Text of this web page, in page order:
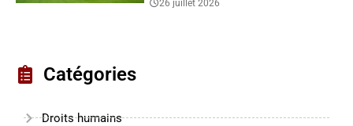
26 juillet 2026
Catégories
Droits humains